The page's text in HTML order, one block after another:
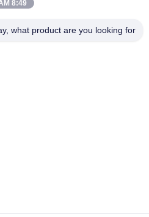
آدرس
8:49 AM
what product are you looking for?